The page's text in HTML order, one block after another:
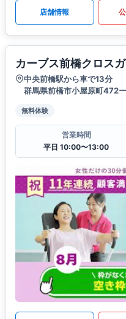
店舗情報
カーブス前橋クロス
中央前橋駅から車で13分
群馬県前橋市小屋原町472
無料体験
営業時間
平日 10:00〜13:00